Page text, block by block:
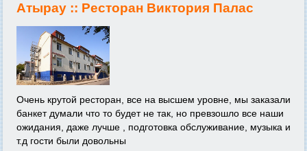
Атырау :: Ресторан Виктория Палас
Очень крутой ресторан, все на высшем уровне, мы заказали
банкет думали что то будет не так, но превзошло все наши
ожидания, даже лучше , подготовка обслуживание, музыка и
т.д гости были довольны